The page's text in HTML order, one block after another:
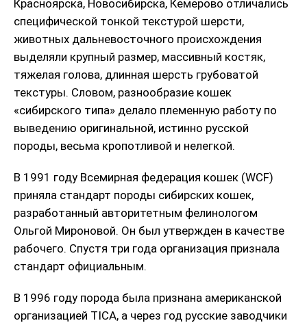
Красноярска, Новосибирска, Кемерово отличались
специфической тонкой текстурой шерсти,
животных дальневосточного происхождения
выделяли крупный размер, массивный костяк,
тяжелая голова, длинная шерсть грубоватой
текстуры. Словом, разнообразие кошек
«сибирского типа» делало племенную работу по
выведению оригинальной, истинно русской
породы, весьма кропотливой и нелегкой.
В 1991 году Всемирная федерация кошек (WCF)
приняла стандарт породы сибирских кошек,
разработанный авторитетным фелинологом
Ольгой Мироновой. Он был утвержден в качестве
рабочего. Спустя три года организация признала
стандарт официальным.
В 1996 году порода была признана американской
организацией TICA, а через год русские заводчики